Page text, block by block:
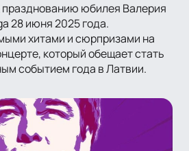
юбилея Валерия
28 июня 2025 года.
хитами и сюрпризами на
который обещает стать
событием года в Латвии.